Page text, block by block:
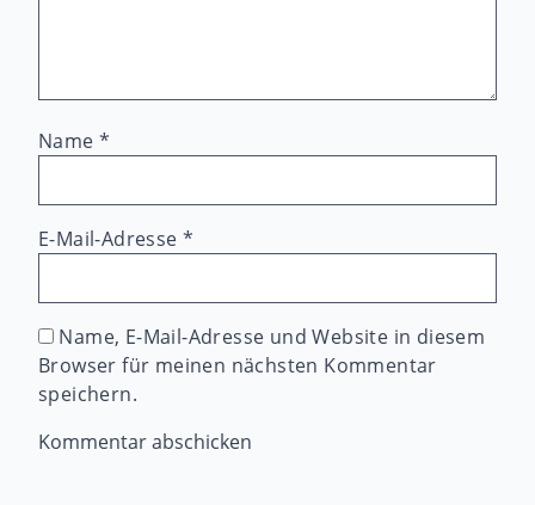
Name *
E-Mail-Adresse*
Name, E-Mail-Adresse und Website in diesem
Browser für meinen nächsten Kommentar
speichern.